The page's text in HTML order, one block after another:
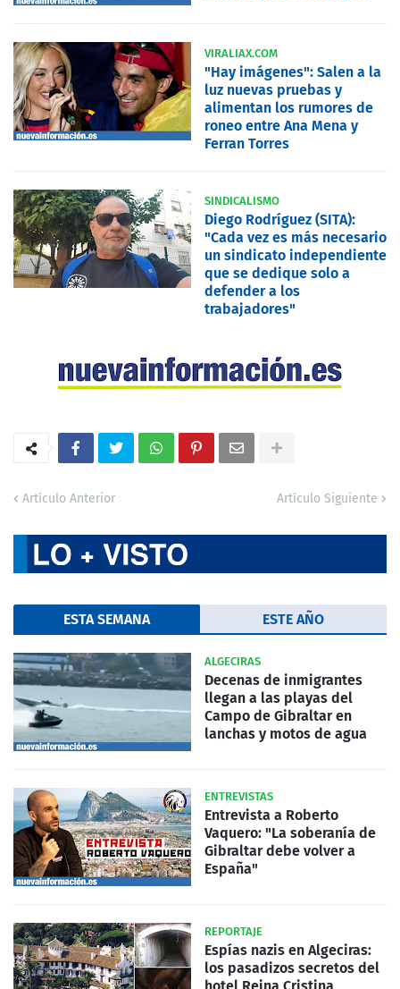
VIRALIAX.COM
"Hay imágenes": Salen a la
luz nuevas pruebas y
alimentan los rumores de
roneo entre Ana Mena y
Ferran Torres
SINDICALISMO
Diego Rodríguez (SITA):
"Cada vez es más necesario
un sindicato independiente
que se dedique solo a
defender a los
trabajadores"
Artículo Anterior Artículo Siguiente
ESTA SEMANA ESTE AÑO
ALGECIRAS
Decenas de inmigrantes
llegan a las playas del
Campo de Gibraltar en
lanchas y motos de agua
ENTREVISTAS
Entrevista a Roberto
Vaquero: "La soberanía de
Gibraltar debe volver a
España"
REPORTAJE
Espías nazis en Algeciras:
los pasadizos secretos del